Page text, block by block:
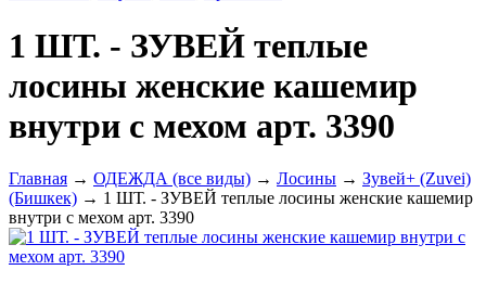
1 ШТ. - ЗУВЕЙ теплые
лосины женские кашемир
внутри с мехом арт. 3390
Главная → ОДЕЖДА (все виды) → Лосины → Зувей+ (Zuvei)
(Бишкек) → 1 ШТ. - ЗУВЕЙ теплые лосины женские кашемир
внутри с мехом арт. 3390